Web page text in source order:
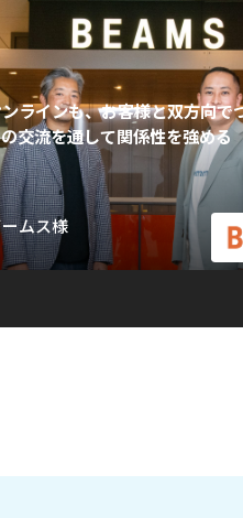
ラインも、お客様と双方向で
交流を通して関係性を強める
ムス様